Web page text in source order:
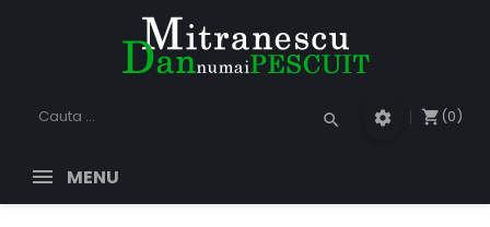
search settings shopping_cart (0)
MENU